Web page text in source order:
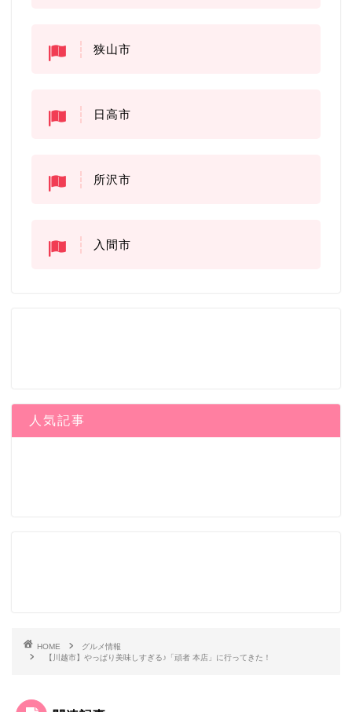
狭山市
日高市
所沢市
入間市
人気記事
HOME
グルメ情報
【川越市】やっぱり美味しすぎる♪「頑者 本店」に行ってきた！